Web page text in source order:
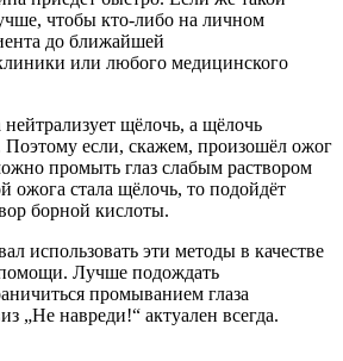
чтобы кто-либо на личном
до ближайшей
или любого медицинского
щёлочь, а щёлочь
Поэтому если, скажем, произошёл ожог
промыть глаз слабым раствором
ожога стала щёлочь, то подойдёт
борной кислоты.
использовать эти методы в качестве
Лучше подождать
промыванием глаза
„Не навреди!“ актуален всегда.